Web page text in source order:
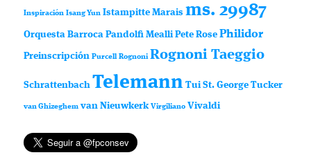
Inspiración Isang Yun Istampitte Marais ms. 29987
Orquesta Barroca Pandolfi Mealli Pete Rose Philidor
Preinscripción Purcell Rognoni Rognoni Taeggio
Schrattenbach Telemann Tui St. George Tucker
van Ghizeghem van Nieuwkerk Virgiliano Vivaldi